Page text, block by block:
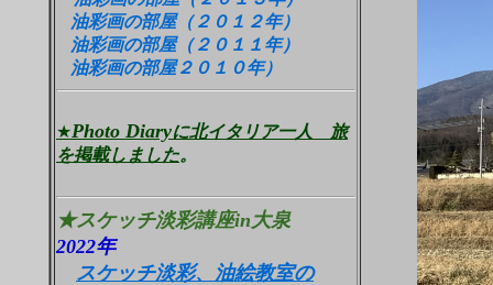
油彩画の部屋（２０１２年）
油彩画の部屋（２０１１年）
油彩画の部屋２０１０年）
★Photo Diaryに北イタリア一人 旅
を掲載しました。
★スケッチ淡彩講座in大泉
2022年
スケッチ淡彩、油絵教室の